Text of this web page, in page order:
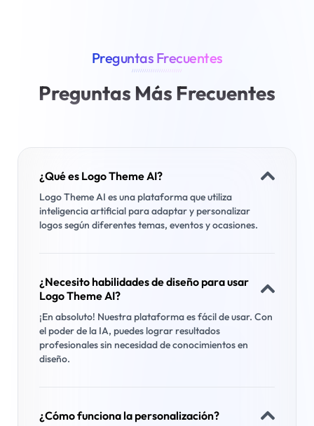
Preguntas Frecuentes
////////////////////////
Preguntas Más Frecuentes
¿Qué es Logo Theme AI?
Logo Theme AI es una plataforma que utiliza
inteligencia artificial para adaptar y personalizar
logos según diferentes temas, eventos y ocasiones.
¿Necesito habilidades de diseño para usar
Logo Theme AI?
¡En absoluto! Nuestra plataforma es fácil de usar. Con
el poder de la IA, puedes lograr resultados
profesionales sin necesidad de conocimientos en
diseño.
¿Cómo funciona la personalización?